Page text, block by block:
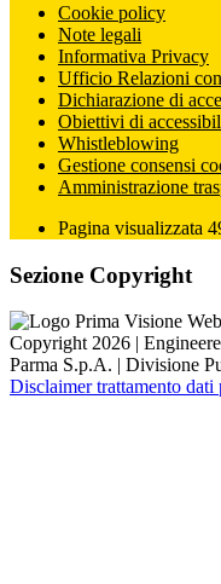
Cookie policy
Note legali
Informativa Privacy
Ufficio Relazioni
Dichiarazione di
Obiettivi di
Whistleblowing
Gestione consensi
Amministrazione
Pagina visualizzata
Sezione Copyright
Copyright 2026 |
Parma S.p.A. | Divisione
Disclaimer trattamento dati